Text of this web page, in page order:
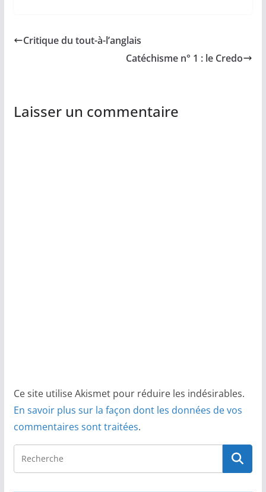
Critique du tout-à-l’anglais
Catéchisme n° 1 : le Credo
Laisser un commentaire
Ce site utilise Akismet pour réduire les indésirables.
En savoir plus sur la façon dont les données de vos
commentaires sont traitées.